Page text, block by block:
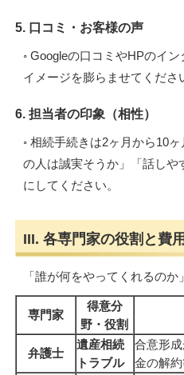
5. 口コミ・お客様の声
◦ Googleの口コミやHPのイ
イメージを膨らませてくださ
6. 担当者の印象（相性）
◦ 相続手続きは2ヶ月から10
の人は誠実そうか」「話しや
にしてください。
III. 各専門家の役割と費
「誰が何をやってくれるのか
専門家
得意分
野・役割
弁護士
遺産相続
トラブル
合意形
金の解約